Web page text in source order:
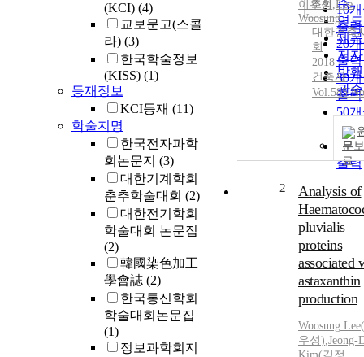
(KCI) (4)
교보문고(스콜
라) (3)
한국학술정보
(KISS) (1)
등재정보
KCI등재 (11)
학술지명
한국전자파학
회논문지 (3)
대한기계학회
춘추학술대회 (2)
대한전기학회
학술대회 논문집
(2)
韓國染色加工
學會誌 (2)
한국통신학회
학술대회논문집
(1)
정보과학회지
순
연
제
저
발
관순
10
출력
20
출력
30
출력
50
출력
100
출력
조회
이우성 ,Lee,
Woosung
대한건축
회
2018
건축사
Vol.585
문
2
Analysis of
pluvialis
proteins
associated
astaxanthin
production
Woosung Lee(
우성),Jeong-